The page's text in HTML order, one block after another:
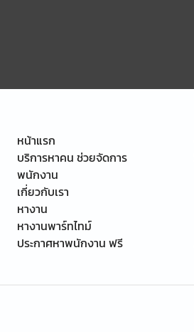
หน้าแรก
บริการหาคน ช่วยจัดการ
พนักงาน
เกี่ยวกับเรา
หางาน
หางานพาร์ทไทม์
ประกาศหาพนักงาน ฟรี